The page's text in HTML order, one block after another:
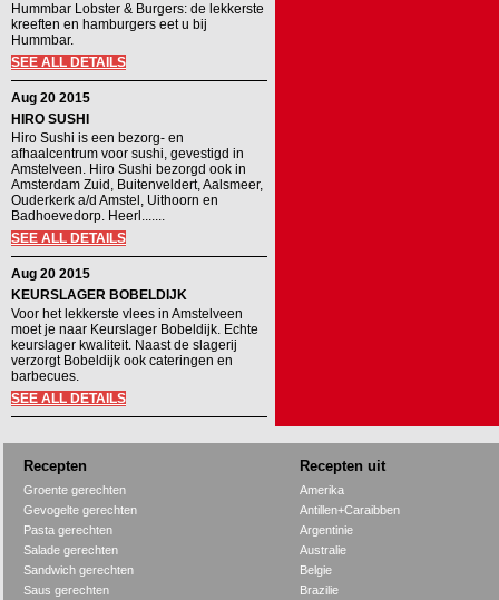
Hummbar Lobster & Burgers: de lekkerste
kreeften en hamburgers eet u bij
Hummbar.
SEE ALL DETAILS
Aug 20 2015
HIRO SUSHI
Hiro Sushi is een bezorg- en
afhaalcentrum voor sushi, gevestigd in
Amstelveen. Hiro Sushi bezorgd ook in
Amsterdam Zuid, Buitenveldert, Aalsmeer,
Ouderkerk a/d Amstel, Uithoorn en
Badhoevedorp. Heerl.......
SEE ALL DETAILS
Aug 20 2015
KEURSLAGER BOBELDIJK
Voor het lekkerste vlees in Amstelveen
moet je naar Keurslager Bobeldijk. Echte
keurslager kwaliteit. Naast de slagerij
verzorgt Bobeldijk ook cateringen en
barbecues.
SEE ALL DETAILS
Recepten Recepten uit
Groente gerechten
Gevogelte gerechten
Pasta gerechten
Salade gerechten
Sandwich gerechten
Saus gerechten
Amerika
Antillen+Caraibben
Argentinie
Australie
Belgie
Brazilie